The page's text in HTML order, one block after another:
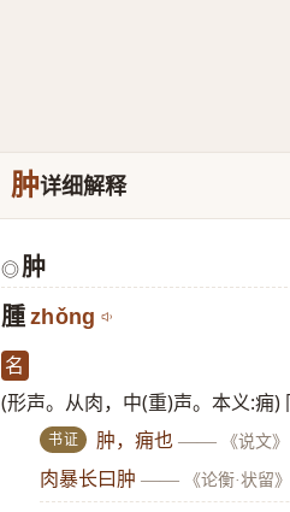
肿详细解释
◎肿
腫 zhǒng
名
(形声。从肉，中(重)声。本义:痈)
书证 肿，痈也 —— 《说文》
肉暴长曰肿 —— 《论衡·状留》